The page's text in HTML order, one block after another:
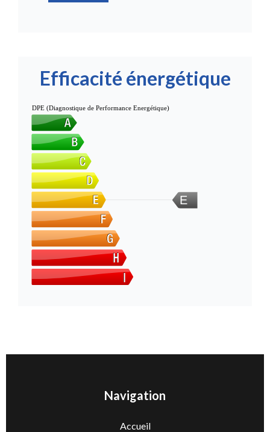
Efficacité énergétique
E
DPE (Diagnostique de Performance Energétique)
Navigation
Accueil